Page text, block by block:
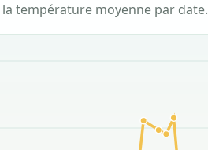
température moyenne par date.